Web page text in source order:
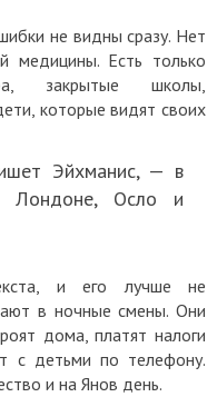
не видны сразу. Нет
медицины. Есть только
закрытые школы,
которые видят своих
Эйхманис, — в
Лондоне, Осло и
и его лучше не
в ночные смены. Они
дома, платят налоги
с детьми по телефону.
и на Янов день.